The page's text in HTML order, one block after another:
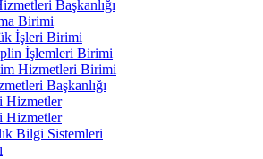
Başkanlığı
Birimi
İşleri Birimi
İşlemleri Birimi
Hizmetleri Birimi
Başkanlığı
Hizmetler
Hizmetler
Bilgi Sistemleri